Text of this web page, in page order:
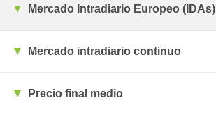
Mercado Intradiario Europeo (IDAs)
Mercado intradiario continuo
Precio final medio